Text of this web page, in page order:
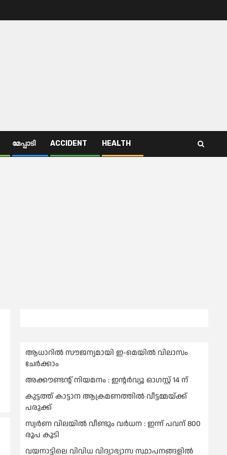
മേപ്പാടി ACCIDENT HEALTH
ആധാറിൽ സൗജന്യമായി ഇ-മെയിൽ വിലാസം
ചേർക്കാം
അക്കൗണ്ടന്റ് നിയമനം : ഇൻ്റർവ്യൂ ഓഗസ്റ്റ് 14 ന്
കുട്ടത്ത് കാട്ടാന ആക്രമണത്തിൽ വീട്ടമ്മയ്ക്ക്
പരുക്ക്
സ്വർണ വിലയില്‍ വീണ്ടും വർധന : ഇന്ന് പവന് 800
രൂപ കൂടി
വയനാട്ടിലെ വിവിധ വിദ്യാഭ്യാസ സ്ഥാപനങ്ങളിൽ